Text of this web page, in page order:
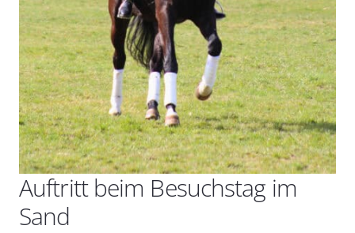
Auftritt beim Besuchstag im
Sand